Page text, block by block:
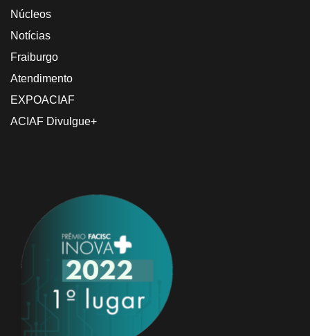
Núcleos
Notícias
Fraiburgo
Atendimento
EXPOACIAF
ACIAF Divulgue+